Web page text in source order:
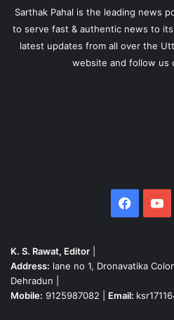
Sarthak Pahal is the leading news
to serve fast & authentic news to
latest updates from all over the
website and follow us
K. S. Rawat, Editor
Address: lane no 1, Dronavatika
Dehradun |
Mobile: 9125987082 | Email: